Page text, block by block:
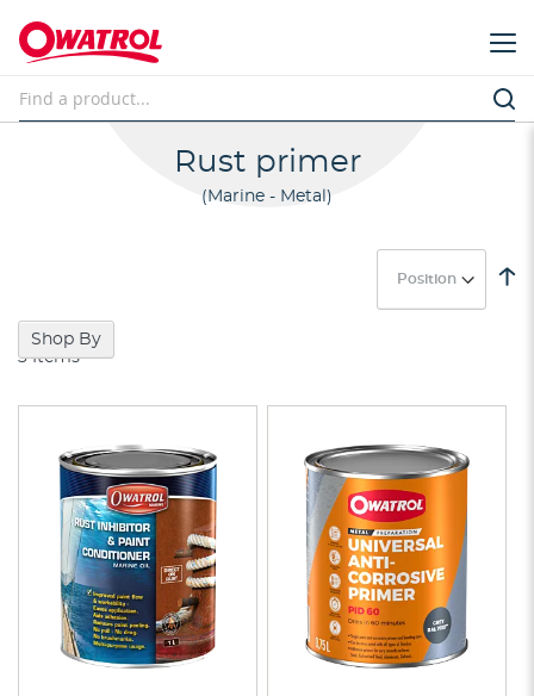
Rust primer
Marine - Metal
3Items
Shop By